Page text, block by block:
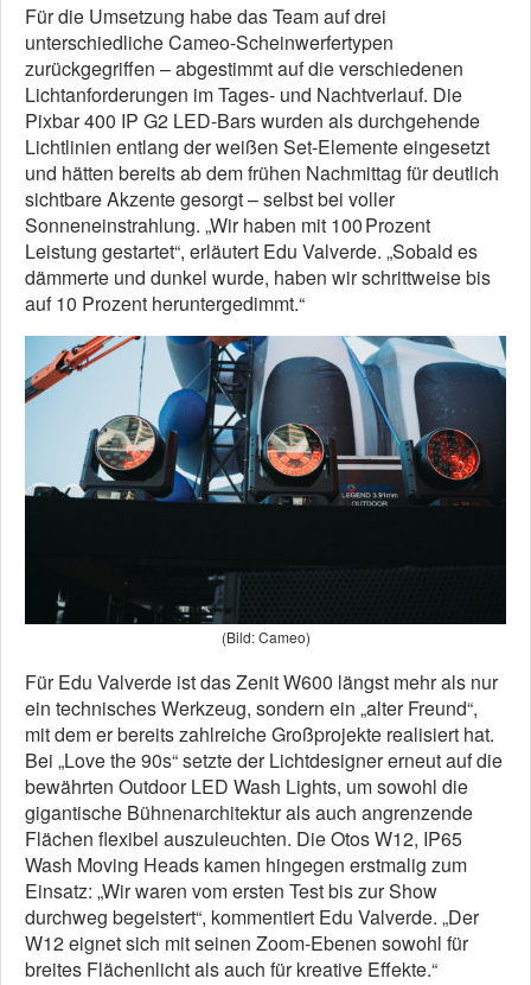
Für die Umsetzung habe das Team auf drei
unterschiedliche Cameo-Scheinwerfertypen
zurückgegriffen – abgestimmt auf die verschiedenen
Lichtanforderungen im Tages- und Nachtverlauf. Die
Pixbar 400 IP G2 LED-Bars wurden als durchgehende
Lichtlinien entlang der weißen Set-Elemente eingesetzt
und hätten bereits ab dem frühen Nachmittag für deutlich
sichtbare Akzente gesorgt – selbst bei voller
Sonneneinstrahlung. „Wir haben mit 100 Prozent
Leistung gestartet“, erläutert Edu Valverde. „Sobald es
dämmerte und dunkel wurde, haben wir schrittweise bis
auf 10 Prozent heruntergedimmt.“
(Bild: Cameo)
Für Edu Valverde ist das Zenit W600 längst mehr als nur
ein technisches Werkzeug, sondern ein „alter Freund“,
mit dem er bereits zahlreiche Großprojekte realisiert hat.
Bei „Love the 90s“ setzte der Lichtdesigner erneut auf die
bewährten Outdoor LED Wash Lights, um sowohl die
gigantische Bühnenarchitektur als auch angrenzende
Flächen flexibel auszuleuchten. Die Otos W12, IP65
Wash Moving Heads kamen hingegen erstmalig zum
Einsatz: „Wir waren vom ersten Test bis zur Show
durchweg begeistert“, kommentiert Edu Valverde. „Der
W12 eignet sich mit seinen Zoom-Ebenen sowohl für
breites Flächenlicht als auch für kreative Effekte.“